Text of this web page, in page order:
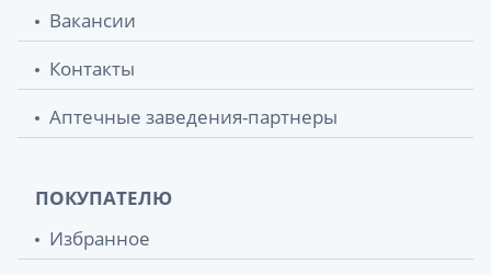
Вакансии
Контакты
Аптечные заведения-партнеры
ПОКУПАТЕЛЮ
Избранное